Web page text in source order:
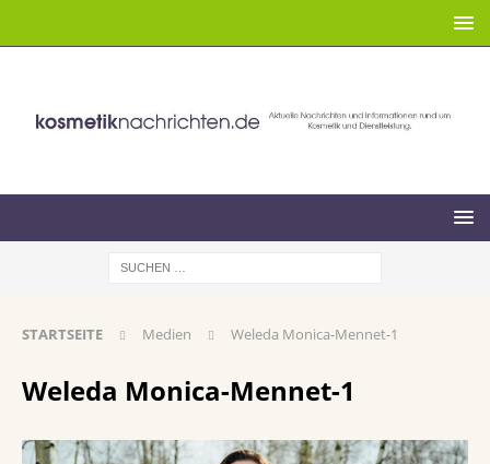
STARTSEITE Medien Weleda Monica-Mennet-1
Weleda Monica-Mennet-1